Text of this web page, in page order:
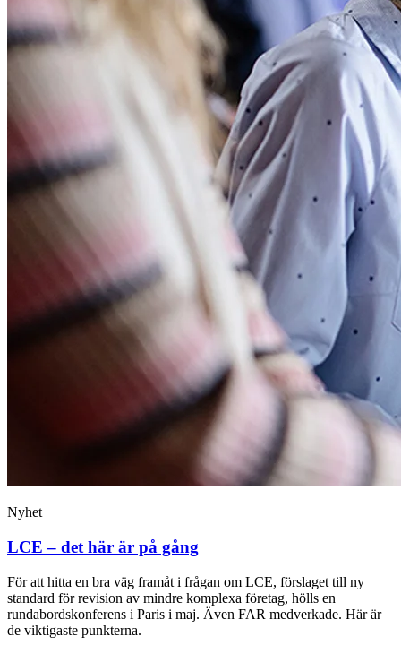
Nyhet
LCE – det här är på gång
För att hitta en bra väg framåt i frågan om LCE, förslaget till ny
standard för revision av mindre komplexa företag, hölls en
rundabordskonferens i Paris i maj. Även FAR medverkade. Här är
de viktigaste punkterna.